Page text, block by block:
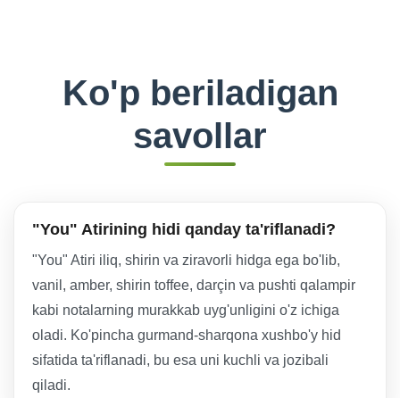
Ko'p beriladigan
savollar
"You" Atirining hidi qanday ta'riflanadi?
"You" Atiri iliq, shirin va ziravorli hidga ega bo'lib,
vanil, amber, shirin toffee, darçin va pushti qalampir
kabi notalarning murakkab uyg'unligini o'z ichiga
oladi. Ko'pincha gurmand-sharqona xushbo'y hid
sifatida ta'riflanadi, bu esa uni kuchli va jozibali
qiladi.